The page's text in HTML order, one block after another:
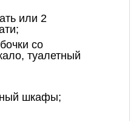
или 2
со
туалетный
шкафы;